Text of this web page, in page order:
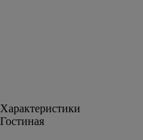
Характеристики
Гостиная